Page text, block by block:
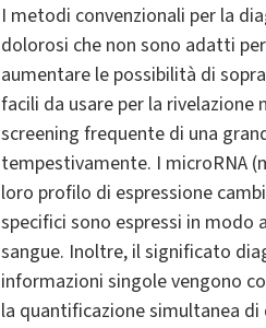
I metodi convenzionali per la
dolorosi che non sono adatti
aumentare le possibilità di
facili da usare per la
screening frequente di una
tempestivamente. I microRNA
loro profilo di espressione
specifici sono espressi in
sangue. Inoltre, il significato
informazioni singole vengono
la quantificazione simultanea di